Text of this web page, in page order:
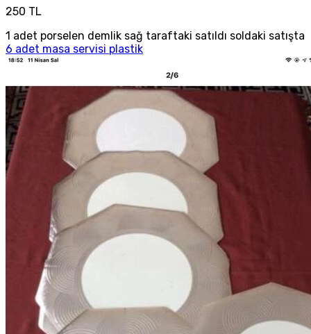
250 TL
1 adet porselen demlik sağ taraftaki satıldı soldaki satışta
6 adet masa servisi plastik